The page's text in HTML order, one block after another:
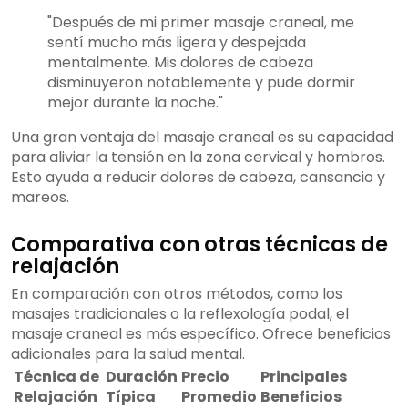
"Después de mi primer masaje craneal, me
sentí mucho más ligera y despejada
mentalmente. Mis dolores de cabeza
disminuyeron notablemente y pude dormir
mejor durante la noche."
Una gran ventaja del masaje craneal es su capacidad
para aliviar la tensión en la zona cervical y hombros.
Esto ayuda a reducir dolores de cabeza, cansancio y
mareos.
Comparativa con otras técnicas de
relajación
En comparación con otros métodos, como los
masajes tradicionales o la reflexología podal, el
masaje craneal es más específico. Ofrece beneficios
adicionales para la salud mental.
Técnica de
Relajación
Duración
Típica
Precio
Promedio
Principales
Beneficios